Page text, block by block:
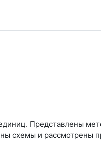
Представлены
схемы и рассмотрены